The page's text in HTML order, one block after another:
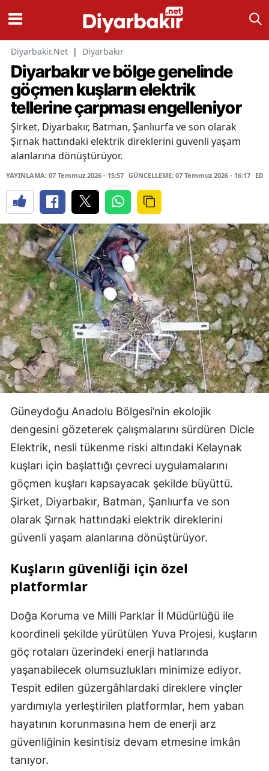
Diyarbakir.Net | Diyarbakır
Diyarbakır ve bölge genelinde
göçmen kuşların elektrik
tellerine çarpması engelleniyor
Şirket, Diyarbakır, Batman, Şanlıurfa ve son olarak
Şırnak hattındaki elektrik direklerini güvenli yaşam
alanlarına dönüştürüyor.
YAYINLAMA: 07 Temmuz 2026 - 15:57 GÜNCELLEME: 07 Temmuz 2026 - 16:17
Güneydoğu Anadolu Bölgesi’nin ekolojik
dengesini gözeterek çalışmalarını sürdüren Dicle
Elektrik, nesli tükenme riski altındaki Kelaynak
kuşları için başlattığı çevreci uygulamalarını
göçmen kuşları kapsayacak şekilde büyüttü.
Şirket, Diyarbakır, Batman, Şanlıurfa ve son
olarak Şırnak hattındaki elektrik direklerini
güvenli yaşam alanlarına dönüştürüyor.
Kuşların güvenliği için özel
platformlar
Doğa Koruma ve Milli Parklar İl Müdürlüğü ile
koordineli şekilde yürütülen Yuva Projesi, kuşların
göç rotaları üzerindeki enerji hatlarında
yaşanabilecek olumsuzlukları minimize ediyor.
Tespit edilen güzergâhlardaki direklere vinçler
yardımıyla yerleştirilen platformlar, hem yaban
hayatının korunmasına hem de enerji arz
güvenliğinin kesintisiz devam etmesine imkân
tanıyor.